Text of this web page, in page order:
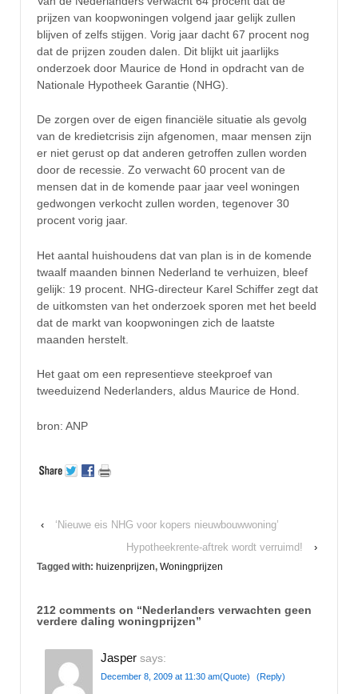
prijzen van koopwoningen volgend jaar gelijk zullen
blijven of zelfs stijgen. Vorig jaar dacht 67 procent nog
dat de prijzen zouden dalen. Dit blijkt uit jaarlijks
onderzoek door Maurice de Hond in opdracht van de
Nationale Hypotheek Garantie (NHG).
De zorgen over de eigen financiële situatie als gevolg
van de kredietcrisis zijn afgenomen, maar mensen zijn
er niet gerust op dat anderen getroffen zullen worden
door de recessie. Zo verwacht 60 procent van de
mensen dat in de komende paar jaar veel woningen
gedwongen verkocht zullen worden, tegenover 30
procent vorig jaar.
Het aantal huishoudens dat van plan is in de komende
twaalf maanden binnen Nederland te verhuizen, bleef
gelijk: 19 procent. NHG-directeur Karel Schiffer zegt dat
de uitkomsten van het onderzoek sporen met het beeld
dat de markt van koopwoningen zich de laatste
maanden herstelt.
Het gaat om een representieve steekproef van
tweeduizend Nederlanders, aldus Maurice de Hond.
bron: ANP
‹
‘Nieuwe eis NHG voor kopers nieuwbouwwoning’
Hypotheekrente-aftrek wordt verruimd!
›
Tagged with: huizenprijzen, Woningprijzen
212 comments on “Nederlanders verwachten geen
verdere daling woningprijzen”
Jasper says:
December 8, 2009 at 11:30 am(Quote) (Reply)